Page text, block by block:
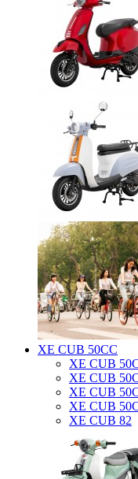
XE CUB 50CC
XE CUB
XE CUB
XE CUB
XE CUB
XE CUB 82